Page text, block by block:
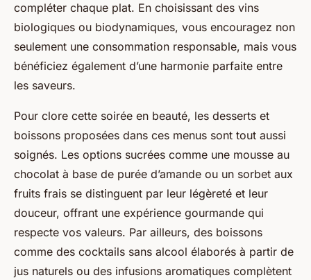
compléter chaque plat. En choisissant des vins
biologiques ou biodynamiques, vous encouragez non
seulement une consommation responsable, mais vous
bénéficiez également d’une harmonie parfaite entre
les saveurs.
Pour clore cette soirée en beauté, les desserts et
boissons proposées dans ces menus sont tout aussi
soignés. Les options sucrées comme une mousse au
chocolat à base de purée d’amande ou un sorbet aux
fruits frais se distinguent par leur légèreté et leur
douceur, offrant une expérience gourmande qui
respecte vos valeurs. Par ailleurs, des boissons
comme des cocktails sans alcool élaborés à partir de
jus naturels ou des infusions aromatiques complètent